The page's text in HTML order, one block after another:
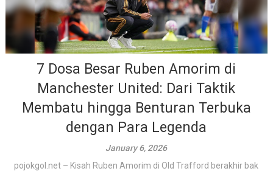
7 Dosa Besar Ruben Amorim di
Manchester United: Dari Taktik
Membatu hingga Benturan Terbuka
dengan Para Legenda
January 6, 2026
pojokgol.net – Kisah Ruben Amorim di Old Trafford berakhir bak